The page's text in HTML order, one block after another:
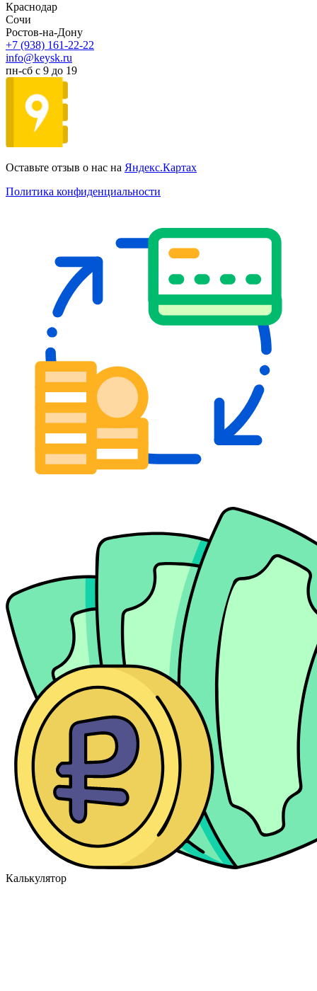
Краснодар
Сочи
Ростов-на-Дону
+7 (938) 161-22-22
info@keysk.ru
пн-сб с 9 до 19
Оставьте отзыв о нас на Яндекс.Картах
Политика конфиденциальности
Калькулятор